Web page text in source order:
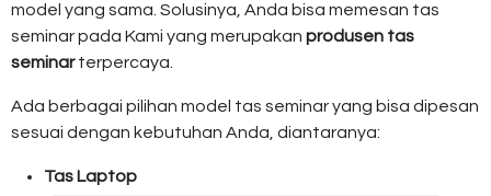
model yang sama. Solusinya, Anda bisa memesan tas
seminar pada Kami yang merupakan produsen tas
seminarterpercaya.
Ada berbagai pilihan model tas seminar yang bisa dipesan
sesuai dengan kebutuhan Anda, diantaranya:
Tas Laptop